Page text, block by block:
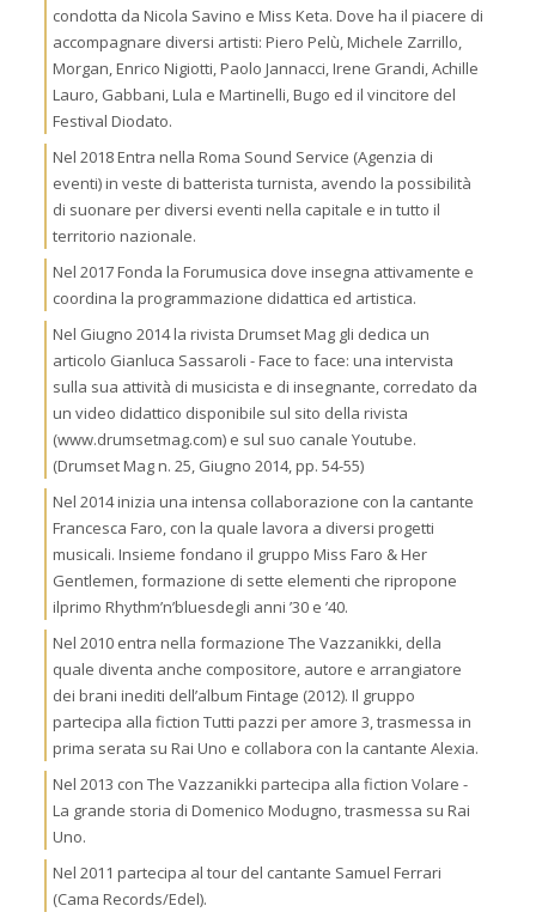
condotta da Nicola Savino e Miss Keta. Dove ha il piacere di
accompagnare diversi artisti: Piero Pelù, Michele Zarrillo,
Morgan, Enrico Nigiotti, Paolo Jannacci, Irene Grandi, Achille
Lauro, Gabbani, Lula e Martinelli, Bugo ed il vincitore del
Festival Diodato.
Nel 2018 Entra nella Roma Sound Service (Agenzia di
eventi) in veste di batterista turnista, avendo la possibilità
di suonare per diversi eventi nella capitale e in tutto il
territorio nazionale.
Nel 2017 Fonda la Forumusica dove insegna attivamente e
coordina la programmazione didattica ed artistica.
Nel Giugno 2014 la rivista Drumset Mag gli dedica un
articolo Gianluca Sassaroli - Face to face: una intervista
sulla sua attività di musicista e di insegnante, corredato da
un video didattico disponibile sul sito della rivista
(www.drumsetmag.com) e sul suo canale Youtube.
(Drumset Mag n. 25, Giugno 2014, pp. 54-55)
Nel 2014 inizia una intensa collaborazione con la cantante
Francesca Faro, con la quale lavora a diversi progetti
musicali. Insieme fondano il gruppo Miss Faro & Her
Gentlemen, formazione di sette elementi che ripropone
ilprimo Rhythm’n’bluesdegli anni ’30 e ’40.
Nel 2010 entra nella formazione The Vazzanikki, della
quale diventa anche compositore, autore e arrangiatore
dei brani inediti dell’album Fintage (2012). Il gruppo
partecipa alla fiction Tutti pazzi per amore 3, trasmessa in
prima serata su Rai Uno e collabora con la cantante Alexia.
Nel 2013 con The Vazzanikki partecipa alla fiction Volare -
La grande storia di Domenico Modugno, trasmessa su Rai
Uno.
Nel 2011 partecipa al tour del cantante Samuel Ferrari
(Cama Records/Edel).